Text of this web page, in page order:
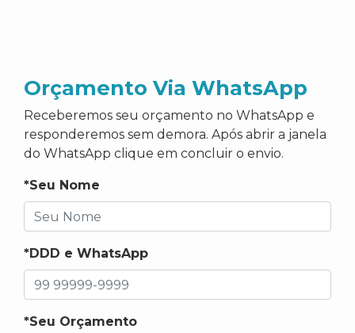
Orçamento Via WhatsApp
Receberemos seu orçamento no WhatsApp e
responderemos sem demora. Após abrir a janela
do WhatsApp clique em concluir o envio.
*Seu Nome
*DDD e WhatsApp
*Seu Orçamento